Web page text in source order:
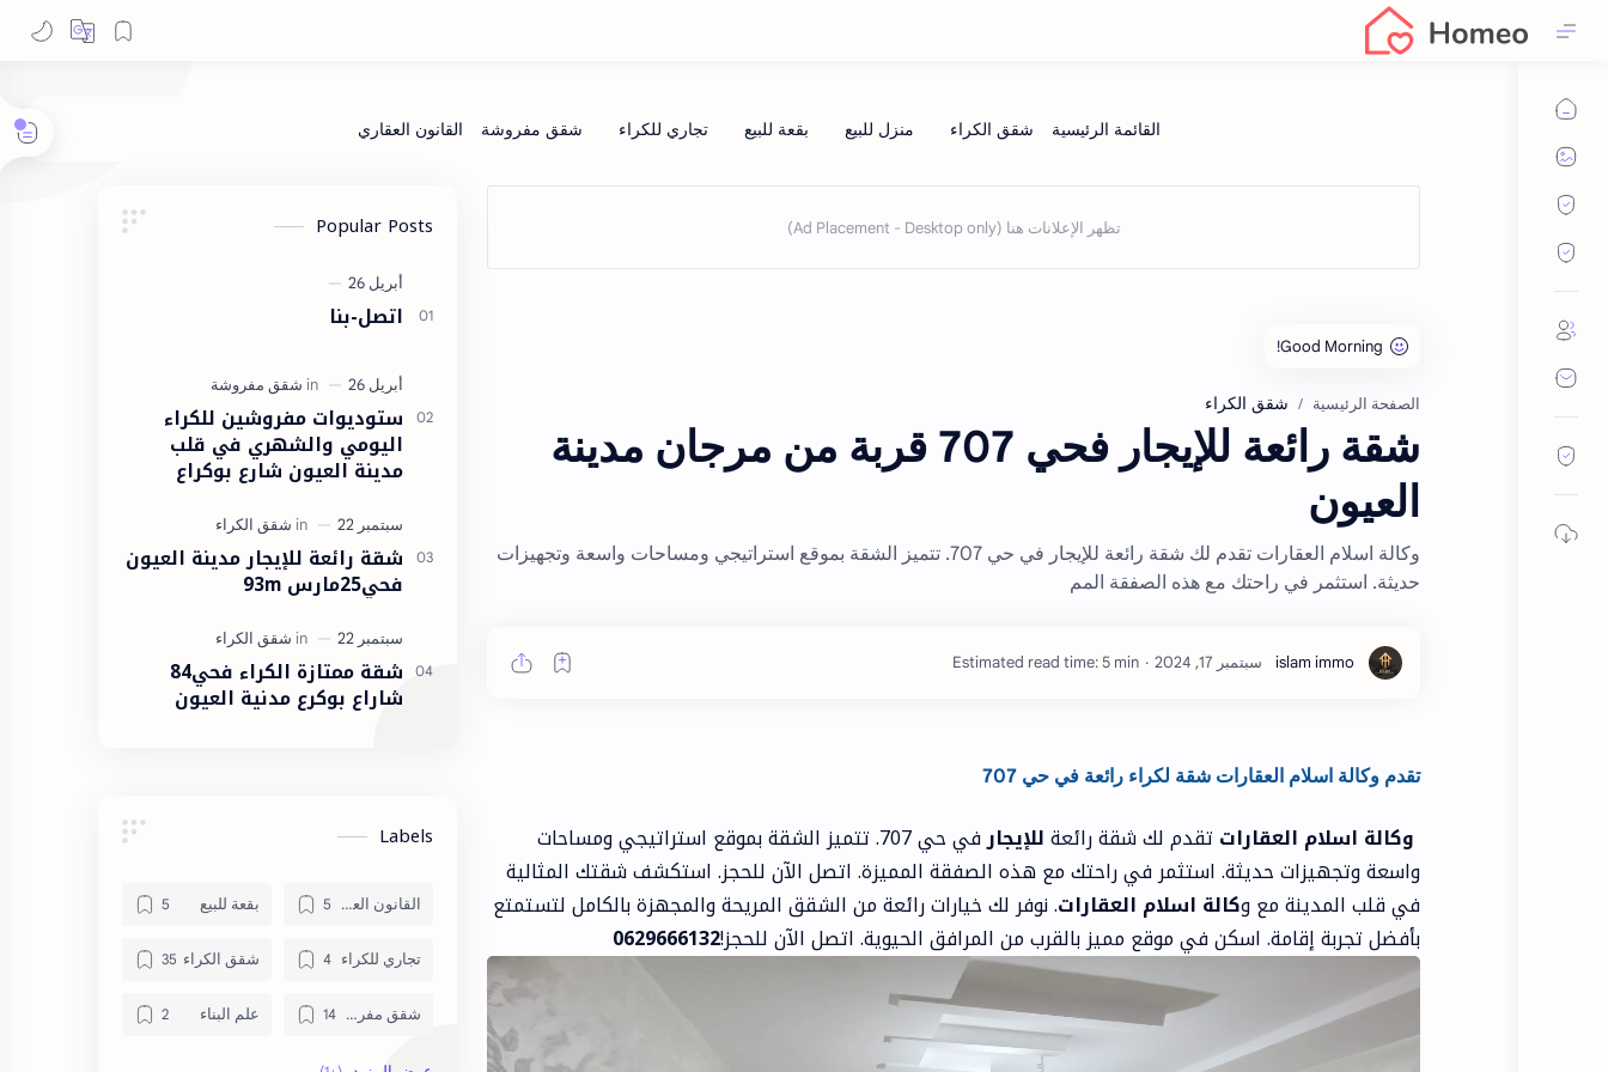
الصفحة الرئيسية شقق الكراء
شقة رائعة للإيجار فحي 707 قربة من مرجان مدينة
العيون
وكالة اسلام العقارات تقدم لك شقة رائعة للإيجار في حي 707. تتميز الشقة بموقع استراتيجي ومساحات واسعة وتجهيزات
حديثة. استثمر في راحتك مع هذه الصفقة المم
Estimated read time: 5 min
تقدم وكالة اسلام العقارات شقة لكراء رائعة في حي 707
وكالة اسلام العقارات تقدم لك شقة رائعةللإيجار
في حي 707. تتميز الشقة بموقع استراتيجي ومساحات
واسعة وتجهيزات حديثة. استثمر في راحتك مع هذه الصفقة المميزة. اتصل الآن للحجز. استكشف شقتك المثالية
في قلب المدينة مع وكالة اسلام العقارات. نوفر لك خيارات رائعة من الشقق المريحة والمجهزة بالكامل لتستمتع
بأفضل تجربة إقامة. اسكن في موقع مميز بالقرب من المرافق الحيوية. اتصل الآن للحجز!0629666132
Popular Posts
اتصل-بنا
ستوديوات مفروشين للكراء
اليومي والشهري في قلب
مدينة العيون شارع بوكراع
شقة رائعة للإيجار مدينة العيون
فحي25مارس 93m
شقة ممتازة الكراء فحي84
شاراع بوكرع مدنية العيون
Labels
القانون العقاري بقعة للبيع
تجاري للكراء شقق الكراء
شقق مفروشة علم البناء